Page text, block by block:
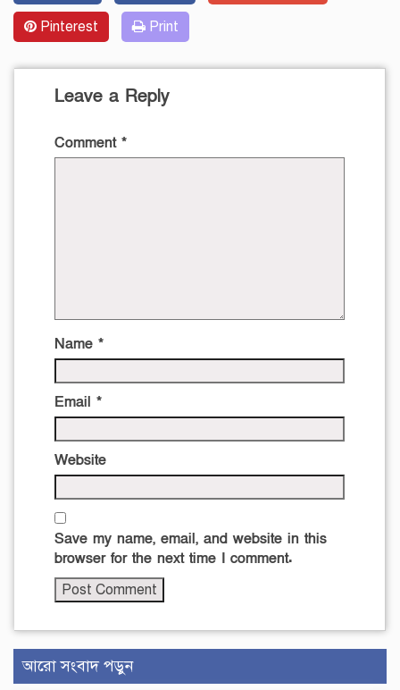
Pinterest Print
Leave a Reply
Comment *
Name *
Email *
Website
Save my name, email, and website in this
browser for the next time I comment.
আরো সংবাদ পড়ুন